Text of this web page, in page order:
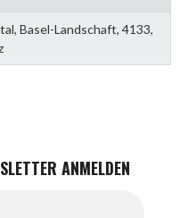
Basel-Landschaft, 4133,
ANMELDEN